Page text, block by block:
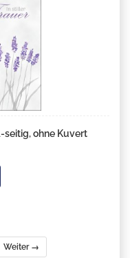
seitig, ohne Kuvert
Weiter →